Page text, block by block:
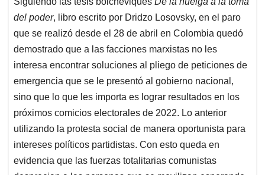
s
A
p
p
b
o
o
k
e
d
I
n
l
a
d
s
del poder, libro escrito por Dridzo Losovsky, en el paro
que se realizó desde el 28 de abril en Colombia quedó
demostrado que a las facciones marxistas no les
interesa encontrar soluciones al pliego de peticiones de
emergencia que se le presentó al gobierno nacional,
sino que lo que les importa es lograr resultados en los
próximos comicios electorales de 2022. Lo anterior
utilizando la protesta social de manera oportunista para
intereses políticos partidistas. Con esto queda en
evidencia que las fuerzas totalitarias comunistas